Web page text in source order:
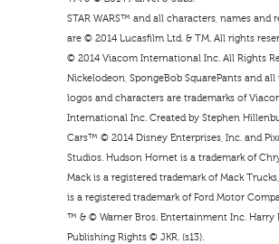
STAR WARS™ and all characters, names and
are © 2014 Lucasfilm Ltd. & TM. All rights
© 2014 Viacom International Inc. All Rights
Nickelodeon, SpongeBob SquarePants and all
logos and characters are trademarks of
International Inc. Created by Stephen
Cars™ © 2014 Disney Enterprises, Inc. and
Studios. Hudson Hornet is a trademark of
Mack is a registered trademark of Mack
is a registered trademark of Ford Motor
™ & © Warner Bros. Entertainment Inc. Harry
Publishing Rights © JKR. (s13).